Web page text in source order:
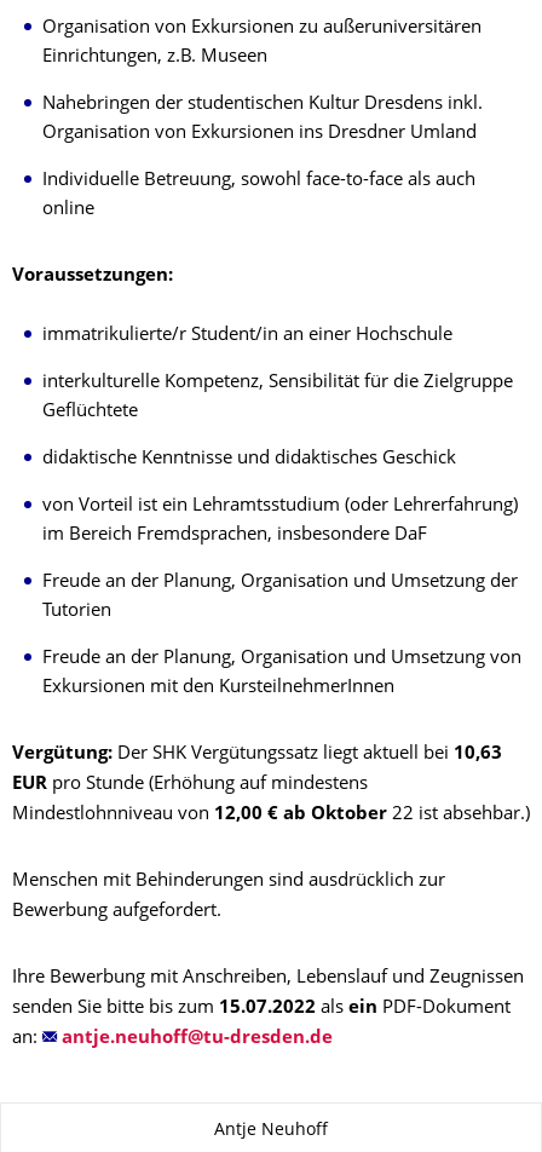
Organisation von Exkursionen zu außeruniversitären
Einrichtungen, z.B. Museen
Nahebringen der studentischen Kultur Dresdens inkl.
Organisation von Exkursionen ins Dresdner Umland
Individuelle Betreuung, sowohl face-to-face als auch
online
Voraussetzungen:
immatrikulierte/r Student/in an einer Hochschule
interkulturelle Kompetenz, Sensibilität für die Zielgruppe
Geflüchtete
didaktische Kenntnisse und didaktisches Geschick
von Vorteil ist ein Lehramtsstudium (oder Lehrerfahrung)
im Bereich Fremdsprachen, insbesondere DaF
Freude an der Planung, Organisation und Umsetzung der
Tutorien
Freude an der Planung, Organisation und Umsetzung von
Exkursionen mit den KursteilnehmerInnen
Vergütung: Der SHK Vergütungssatz liegt aktuell bei 10,63
EUR pro Stunde (Erhöhung auf mindestens
Mindestlohnniveau von 12,00 € ab Oktober 22 ist absehbar.)
Menschen mit Behinderungen sind ausdrücklich zur
Bewerbung aufgefordert.
Ihre Bewerbung mit Anschreiben, Lebenslauf und Zeugnissen
senden Sie bitte bis zum 15.07.2022 als ein PDF-Dokument
an:
Antje Neuhoff